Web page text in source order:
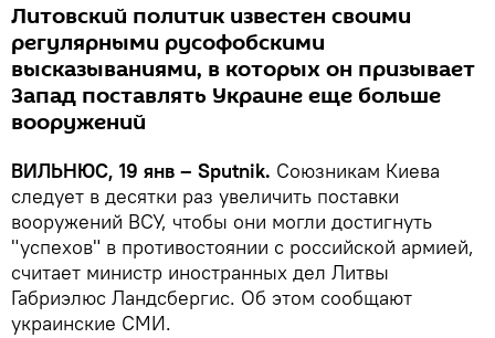
Литовский политик известен своими
регулярными русофобскими
высказываниями, в которых он призывает
Запад поставлять Украине еще больше
вооружений
ВИЛЬНЮС, 19 янв – Sputnik. Союзникам Киева
следует в десятки раз увеличить поставки
вооружений ВСУ, чтобы они могли достигнуть
"успехов" в противостоянии с российской армией,
считает министр иностранных дел Литвы
Габриэлюс Ландсбергис. Об этом сообщают
украинские СМИ.